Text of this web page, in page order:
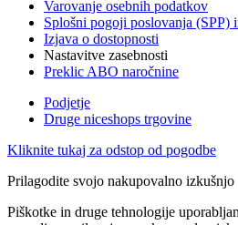
Varovanje osebnih podatkov
Splošni pogoji poslovanja (SPP)
Izjava o dostopnosti
Nastavitve zasebnosti
Preklic ABO naročnine
Podjetje
Druge niceshops trgovine
Kliknite tukaj za odstop od pogodbe
Prilagodite svojo nakupovalno izkušnjo
Piškotke in druge tehnologije